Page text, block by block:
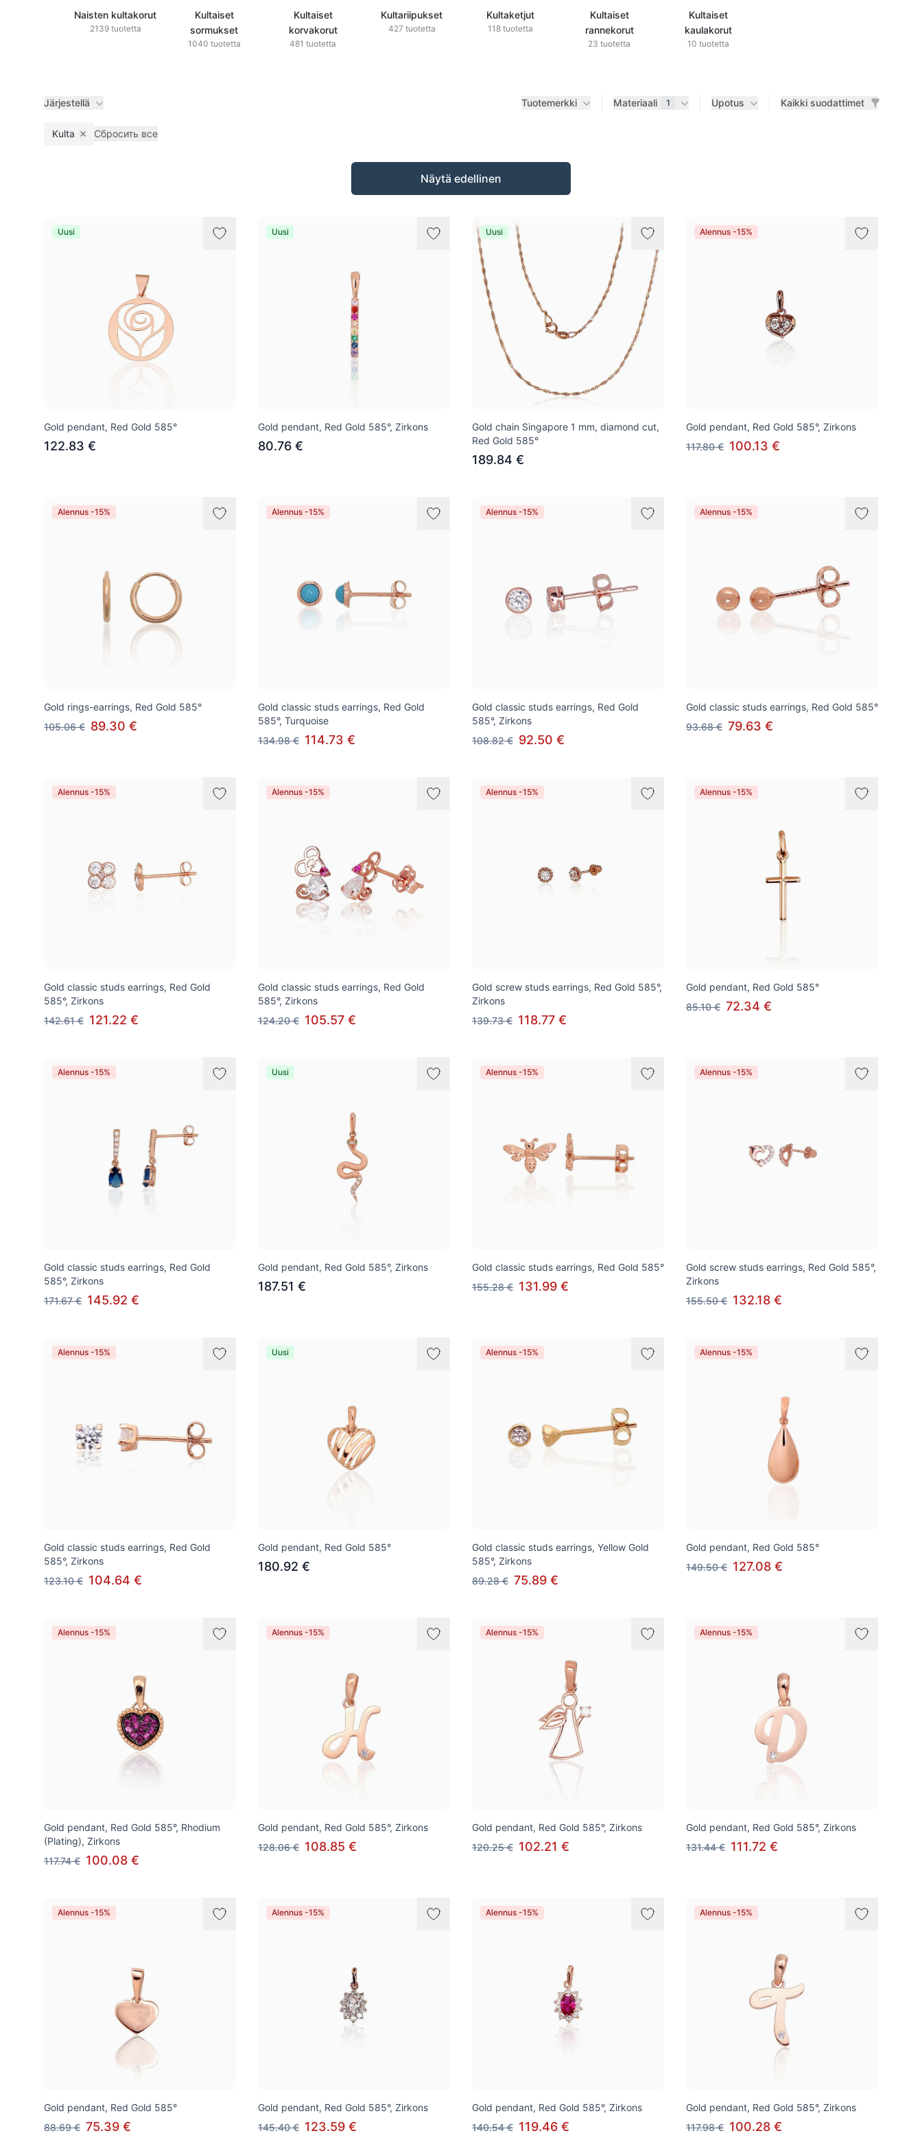
Naisten kultakorut
2139 tuotetta
Kultaiset
sormukset
1040 tuotetta
Kultaiset
korvakorut
481 tuotetta
Kultariipukset
427 tuotetta
Kultaketjut
118 tuotetta
Kultaiset
rannekorut
23 tuotetta
Kultaiset
kaulakorut
10 tuotetta
Järjestellä Tuotemerkki Materiaali 1 Upotus Kaikki suodattimet
Kulta Remove filter
Сбросить все
Näytä edellinen
Uusi
Gold pendant, Red Gold 585°
122.83 €
Uusi
Gold pendant, Red Gold 585°, Zirkons
80.76 €
Uusi
Gold chain Singapore 1 mm, diamond cut,
Red Gold 585°
189.84 €
Alennus -15%
Gold pendant, Red Gold 585°, Zirkons
117.80 € 100.13 €
Alennus -15%
Gold rings-earrings, Red Gold 585°
105.06 € 89.30 €
Alennus -15%
Gold classic studs earrings, Red Gold
585°, Turquoise
134.98 € 114.73 €
Alennus -15%
Gold classic studs earrings, Red Gold
585°, Zirkons
108.82 € 92.50 €
Alennus -15%
Gold classic studs earrings, Red Gold 585°
93.68 € 79.63 €
Alennus -15%
Gold classic studs earrings, Red Gold
585°, Zirkons
142.61 € 121.22 €
Alennus -15%
Gold classic studs earrings, Red Gold
585°, Zirkons
124.20 € 105.57 €
Alennus -15%
Gold screw studs earrings, Red Gold 585°,
Zirkons
139.73 € 118.77 €
Alennus -15%
Gold pendant, Red Gold 585°
85.10 € 72.34 €
Alennus -15%
Gold classic studs earrings, Red Gold
585°, Zirkons
171.67 € 145.92 €
Uusi
Gold pendant, Red Gold 585°, Zirkons
187.51 €
Alennus -15%
Gold classic studs earrings, Red Gold 585°
155.28 € 131.99 €
Alennus -15%
Gold screw studs earrings, Red Gold 585°,
Zirkons
155.50 € 132.18 €
Alennus -15%
Gold classic studs earrings, Red Gold
585°, Zirkons
123.10 € 104.64 €
Uusi
Gold pendant, Red Gold 585°
180.92 €
Alennus -15%
Gold classic studs earrings, Yellow Gold
585°, Zirkons
89.28 € 75.89 €
Alennus -15%
Gold pendant, Red Gold 585°
149.50 € 127.08 €
Alennus -15%
Gold pendant, Red Gold 585°, Rhodium
(Plating), Zirkons
117.74 € 100.08 €
Alennus -15%
Gold pendant, Red Gold 585°, Zirkons
128.06 € 108.85 €
Alennus -15%
Gold pendant, Red Gold 585°, Zirkons
120.25 € 102.21 €
Alennus -15%
Gold pendant, Red Gold 585°, Zirkons
131.44 € 111.72 €
Alennus -15%
Gold pendant, Red Gold 585°
88.69 € 75.39 €
Alennus -15%
Gold pendant, Red Gold 585°, Zirkons
145.40 € 123.59 €
Alennus -15%
Gold pendant, Red Gold 585°, Zirkons
140.54 € 119.46 €
Alennus -15%
Gold pendant, Red Gold 585°, Zirkons
117.98 € 100.28 €